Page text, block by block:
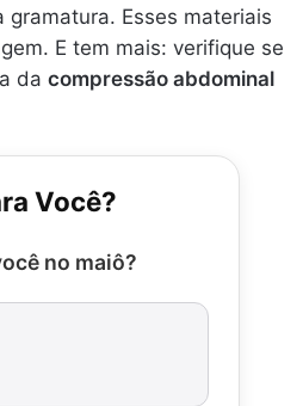
Esses materiais
E tem mais: verifique se
da compressão abdominal
Você?
no maiô?